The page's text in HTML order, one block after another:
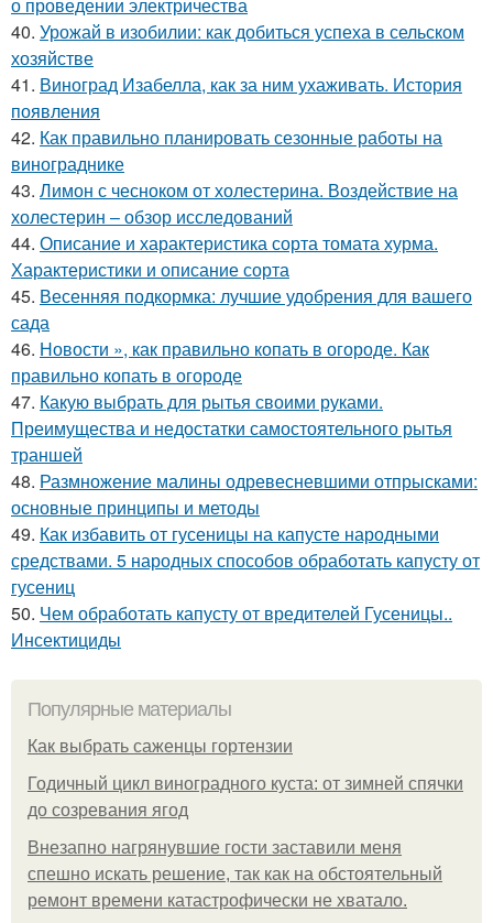
40. Урожай в изобилии: как добиться успеха в сельском
хозяйстве
41. Виноград Изабелла, как за ним ухаживать. История
появления
42. Как правильно планировать сезонные работы на
винограднике
43. Лимон с чесноком от холестерина. Воздействие на
холестерин – обзор исследований
44. Описание и характеристика сорта томата хурма.
Характеристики и описание сорта
45. Весенняя подкормка: лучшие удобрения для вашего
сада
46. Новости », как правильно копать в огороде. Как
правильно копать в огороде
47. Какую выбрать для рытья своими руками.
Преимущества и недостатки самостоятельного рытья
траншей
48. Размножение малины одревесневшими отпрысками:
основные принципы и методы
49. Как избавить от гусеницы на капусте народными
средствами. 5 народных способов обработать капусту от
гусениц
50. Чем обработать капусту от вредителей Гусеницы..
Инсектициды
Популярные материалы
Как выбрать саженцы гортензии
Годичный цикл виноградного куста: от зимней спячки
до созревания ягод
Внезапно нагрянувшие гости заставили меня
спешно искать решение, так как на обстоятельный
ремонт времени катастрофически не хватало.